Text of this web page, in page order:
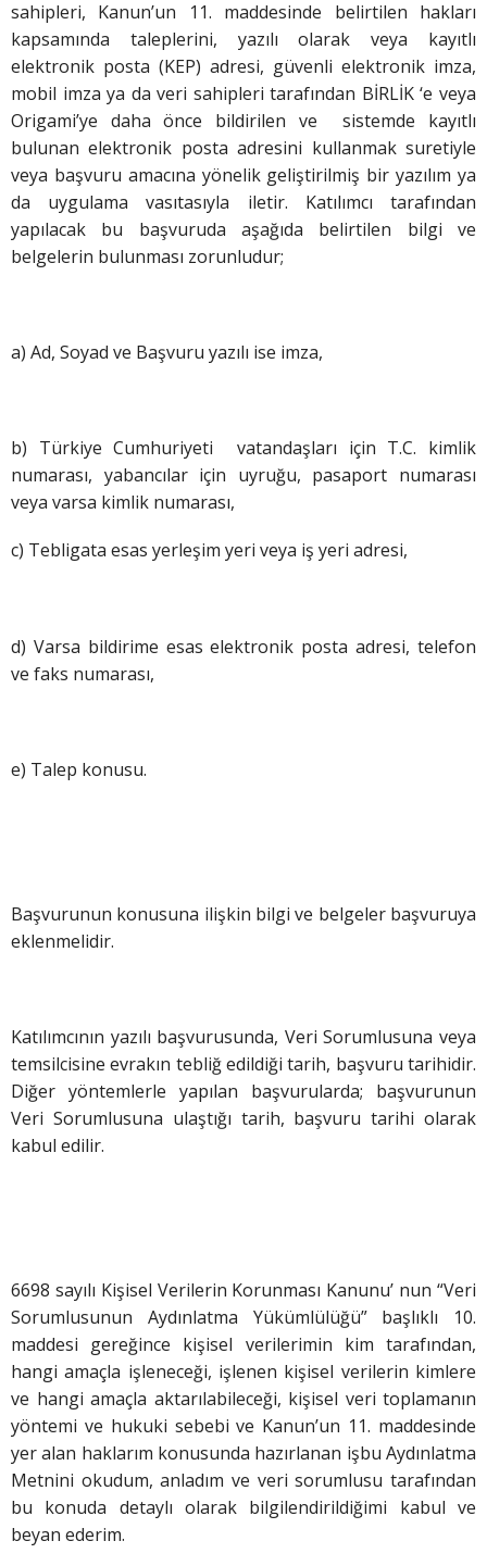
sahipleri, Kanun’un 11. maddesinde belirtilen hakları
kapsamında taleplerini, yazılı olarak veya kayıtlı
elektronik posta (KEP) adresi, güvenli elektronik imza,
mobil imza ya da veri sahipleri tarafından BİRLİK ‘e veya
Origami’ye daha önce bildirilen ve sistemde kayıtlı
bulunan elektronik posta adresini kullanmak suretiyle
veya başvuru amacına yönelik geliştirilmiş bir yazılım ya
da uygulama vasıtasıyla iletir. Katılımcı tarafından
yapılacak bu başvuruda aşağıda belirtilen bilgi ve
belgelerin bulunması zorunludur;
a) Ad, Soyad ve Başvuru yazılı ise imza,
b) Türkiye Cumhuriyeti vatandaşları için T.C. kimlik
numarası, yabancılar için uyruğu, pasaport numarası
veya varsa kimlik numarası,
c) Tebligata esas yerleşim yeri veya iş yeri adresi,
d) Varsa bildirime esas elektronik posta adresi, telefon
ve faks numarası,
e) Talep konusu.
Başvurunun konusuna ilişkin bilgi ve belgeler başvuruya
eklenmelidir.
Katılımcının yazılı başvurusunda, Veri Sorumlusuna veya
temsilcisine evrakın tebliğ edildiği tarih, başvuru tarihidir.
Diğer yöntemlerle yapılan başvurularda; başvurunun
Veri Sorumlusuna ulaştığı tarih, başvuru tarihi olarak
kabul edilir.
6698 sayılı Kişisel Verilerin Korunması Kanunu’ nun “Veri
Sorumlusunun Aydınlatma Yükümlülüğü” başlıklı 10.
maddesi gereğince kişisel verilerimin kim tarafından,
hangi amaçla işleneceği, işlenen kişisel verilerin kimlere
ve hangi amaçla aktarılabileceği, kişisel veri toplamanın
yöntemi ve hukuki sebebi ve Kanun’un 11. maddesinde
yer alan haklarım konusunda hazırlanan işbu Aydınlatma
Metnini okudum, anladım ve veri sorumlusu tarafından
bu konuda detaylı olarak bilgilendirildiğimi kabul ve
beyan ederim.